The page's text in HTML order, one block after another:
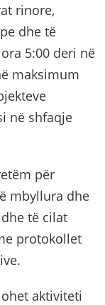
rinore,
dhe të
5:00 deri në
maksimum
në shfaqje
për
mbyllura dhe
të cilat
protokollet
aktiviteti